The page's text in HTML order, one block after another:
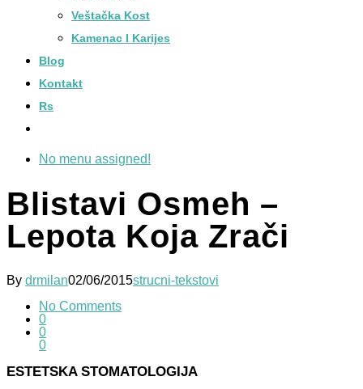
Veštačka Kost
Kamenac I Karijes
Blog
Kontakt
Rs
No menu assigned!
Blistavi Osmeh –
Lepota Koja Zrači
By drmilan02/06/2015strucni-tekstovi
No Comments
0
0
0
ESTETSKA STOMATOLOGIJA